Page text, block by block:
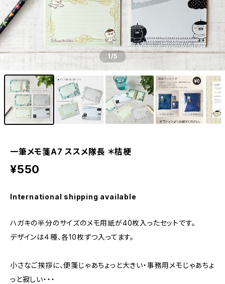
1/5
一筆メモ箋A7 ススメ隊長 ＊桔梗
¥550
International shipping available
ハガキの半分のサイズのメモ用紙が40枚入ったセットです。
デザインは４種、各10枚ずつ入ってます。
小さなご挨拶に、便箋じゃあちょっと大きい・事務用メモじゃあちょ
っと寂しい・・・